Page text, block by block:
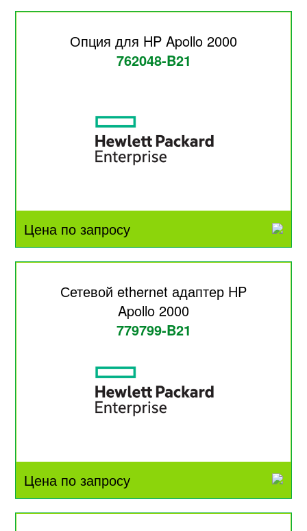
Опция для HP Apollo 2000
762048-B21
Цена по запросу
Сетевой ethernet адаптер HP
Apollo 2000
779799-B21
Цена по запросу